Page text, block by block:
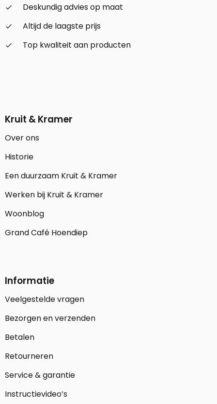
check_small
Deskundig advies op maat
check_small
Altijd de laagste prijs
check_small
Top kwaliteit aan producten
Kruit & Kramer
Over ons
Historie
Een duurzaam Kruit & Kramer
Werken bij Kruit & Kramer
Woonblog
Grand Café Hoendiep
Informatie
Veelgestelde vragen
Bezorgen en verzenden
Betalen
Retourneren
Service & garantie
Instructievideo’s